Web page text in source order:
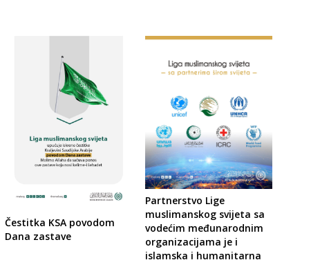
Čestitka KSA povodom
Dana zastave
Partnerstvo Lige
muslimanskog svijeta sa
vodećim međunarodnim
organizacijama je i
islamska i humanitarna